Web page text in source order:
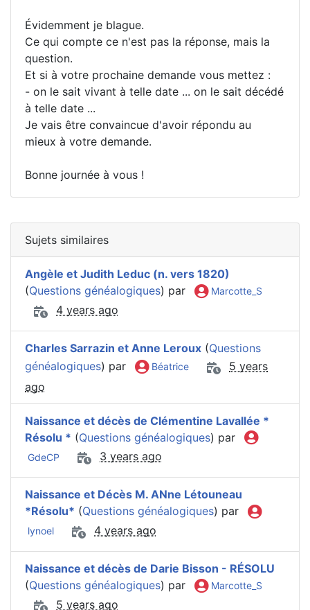
Évidemment je blague.
Ce qui compte ce n'est pas la réponse, mais la
question.
Et si à votre prochaine demande vous mettez :
- on le sait vivant à telle date ... on le sait décédé
à telle date ...
Je vais être convaincue d'avoir répondu au
mieux à votre demande.
Bonne journée à vous !
Sujets similaires
Angèle et Judith Leduc (n. vers 1820)
(Questions généalogiques) par Marcotte_S
4 years ago
Charles Sarrazin et Anne Leroux (Questions
généalogiques) par Béatrice
5 years
ago
Naissance et décès de Clémentine Lavallée *
Résolu * (Questions généalogiques) par
GdeCP 3 years ago
Naissance et Décès M. ANne Létouneau
*Résolu* (Questions généalogiques) par
lynoel 4 years ago
Naissance et décès de Darie Bisson - RÉSOLU
(Questions généalogiques) par Marcotte_S
5 years ago